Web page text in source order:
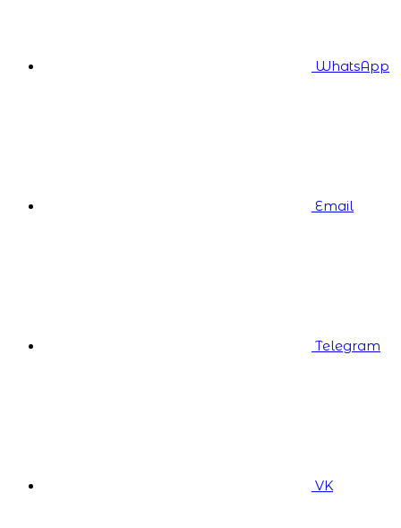
WhatsApp
Email
Telegram
VK